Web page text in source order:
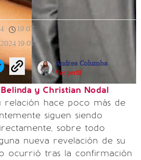
19:07
19:07
Andrea Columba
Ver perfil
Belinda y Christian Nodal
relación hace poco más de
siguen siendo
sobre todo
nueva revelación de su
ocurrió tras la confirmación